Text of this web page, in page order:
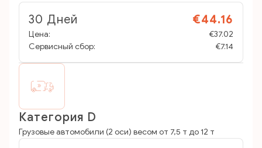
30 Дней €44.16
Цена:
€37.02
Сервисный сбор:
€7.14
Категория D
Грузовые автомобили (2 оси) весом от 7,5 т до 12 т